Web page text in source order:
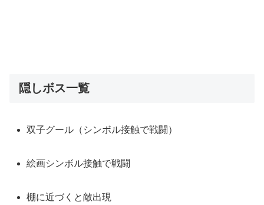
隠しボス一覧
双子グール（シンボル接触で戦闘）
絵画シンボル接触で戦闘
棚に近づくと敵出現